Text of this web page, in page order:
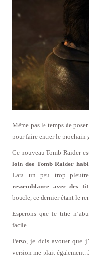
Même pas le temps de
pour faire entrer le prochain
Ce nouveau Tomb Raider
loin des Tomb Raider
Lara un peu trop
ressemblance avec des
boucle, ce dernier étant le
Espérons que le titre
facile…
Perso, je dois avouer que
version me plait également.